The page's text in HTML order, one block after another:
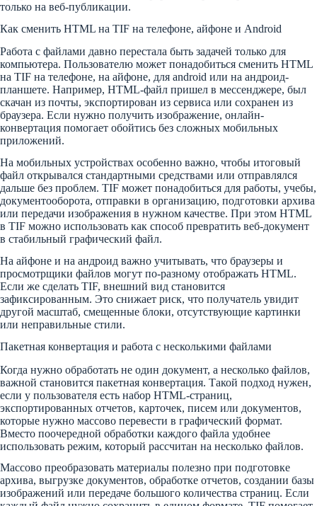
только на веб-публикации.
Как сменить HTML на TIF на телефоне, айфоне и Android
Работа с файлами давно перестала быть задачей только для
компьютера. Пользователю может понадобиться сменить HTML
на TIF на телефоне, на айфоне, для android или на андроид-
планшете. Например, HTML-файл пришел в мессенджере, был
скачан из почты, экспортирован из сервиса или сохранен из
браузера. Если нужно получить изображение, онлайн-
конвертация помогает обойтись без сложных мобильных
приложений.
На мобильных устройствах особенно важно, чтобы итоговый
файл открывался стандартными средствами или отправлялся
дальше без проблем. TIF может понадобиться для работы, учебы,
документооборота, отправки в организацию, подготовки архива
или передачи изображения в нужном качестве. При этом HTML
в TIF можно использовать как способ превратить веб-документ
в стабильный графический файл.
На айфоне и на андроид важно учитывать, что браузеры и
просмотрщики файлов могут по-разному отображать HTML.
Если же сделать TIF, внешний вид становится
зафиксированным. Это снижает риск, что получатель увидит
другой масштаб, смещенные блоки, отсутствующие картинки
или неправильные стили.
Пакетная конвертация и работа с несколькими файлами
Когда нужно обработать не один документ, а несколько файлов,
важной становится пакетная конвертация. Такой подход нужен,
если у пользователя есть набор HTML-страниц,
экспортированных отчетов, карточек, писем или документов,
которые нужно массово перевести в графический формат.
Вместо поочередной обработки каждого файла удобнее
использовать режим, который рассчитан на несколько файлов.
Массово преобразовать материалы полезно при подготовке
архива, выгрузке документов, обработке отчетов, создании базы
изображений или передаче большого количества страниц. Если